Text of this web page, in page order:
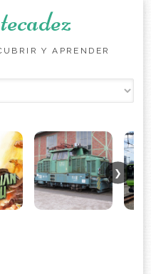
Y APRENDER
❯